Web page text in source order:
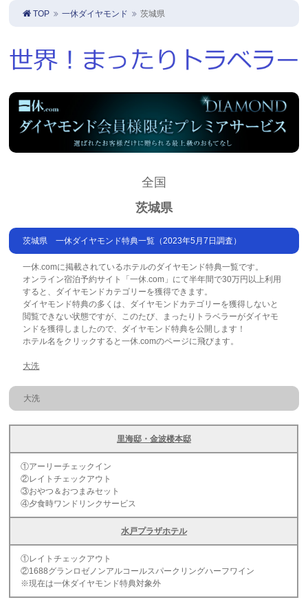
TOP 一休ダイヤモンド 茨城県
全国
茨城県
茨城県 一休ダイヤモンド特典一覧（2023年5月7日調査）
一休.comに掲載されているホテルのダイヤモンド特典一覧です。
オンライン宿泊予約サイト「一休.com」にて半年間で30万円以上利用
すると、ダイヤモンドカテゴリーを獲得できます。
ダイヤモンド特典の多くは、ダイヤモンドカテゴリーを獲得しないと
閲覧できない状態ですが、このたび、まったりトラベラーがダイヤモ
ンドを獲得しましたので、ダイヤモンド特典を公開します！
ホテル名をクリックすると一休.comのページに飛びます。
大洗
大洗
里海邸・金波楼本邸
①アーリーチェックイン
②レイトチェックアウト
③おやつ＆おつまみセット
④夕食時ワンドリンクサービス
水戸プラザホテル
①レイトチェックアウト
②1688グランロゼノンアルコールスパークリングハーフワイン
※現在は一休ダイヤモンド特典対象外